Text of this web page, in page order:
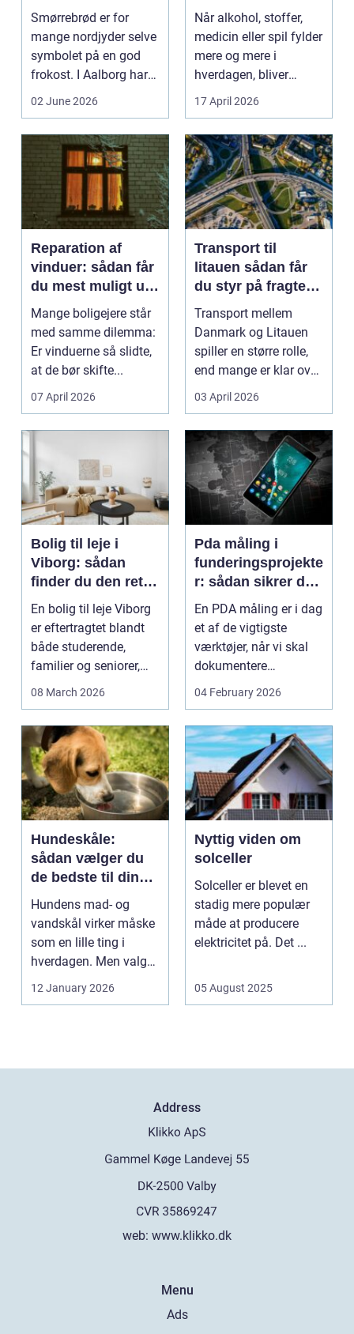
moderne twist
Smørrebrød er for
mange nordjyder selve
symbolet på en god
frokost. I Aalborg har
den klassiske spis...
02 June 2026
Når alkohol, stoffer,
medicin eller spil fylder
mere og mere i
hverdagen, bliver
grænsen...
17 April 2026
Reparation af
vinduer: sådan får
du mest muligt ud
af dine gamle
vinduer
Mange boligejere står
med samme dilemma:
Er vinduerne så slidte,
at de bør skifte...
07 April 2026
Transport til
litauen sådan får
du styr på fragten
til baltikum
Transport mellem
Danmark og Litauen
spiller en større rolle,
end mange er klar over.
Litauen er et n...
03 April 2026
Bolig til leje i
Viborg: sådan
finder du den rette
lejlighed
En bolig til leje Viborg
er eftertragtet blandt
både studerende,
familier og seniorer,
fordi b...
08 March 2026
Pda måling i
funderingsprojekte
r: sådan sikrer du
dokumenteret
bæreevne
En PDA måling er i dag
et af de vigtigste
værktøjer, når vi skal
dokumentere
bæreevnen af pæle til
04 February 2026
Hundeskåle:
sådan vælger du
de bedste til din
hund
Hundens mad- og
vandskål virker måske
som en lille ting i
hverdagen. Men valg
af sk&arin...
12 January 2026
Nyttig viden om
solceller
Solceller er blevet en
stadig mere populær
måde at producere
elektricitet på. Det ...
05 August 2025
Address
web: www.klikko.dk
Menu
Ads